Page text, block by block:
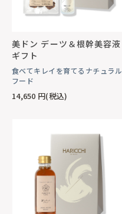
美ドン デーツ＆根幹美容液
ギフト
食べてキレイを育てるナチュラル
フード
14,650 円(税込)